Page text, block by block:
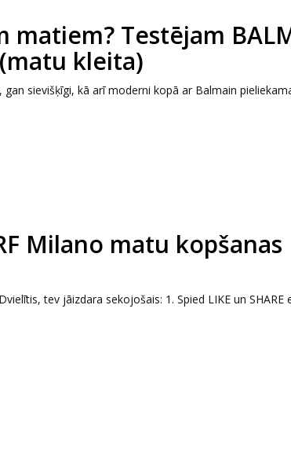
matiem? Testējam
kleita)
sievišķīgi, kā arī moderni kopā ar Balmain
Milano matu kopšanas
tev jāizdara sekojošais: 1. Spied LIKE un SHARE